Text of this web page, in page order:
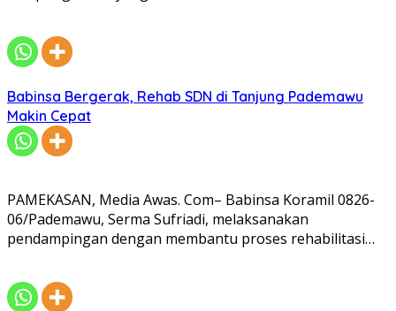
Babinsa Bergerak, Rehab SDN di Tanjung Pademawu
Makin Cepat
PAMEKASAN, Media Awas. Com– Babinsa Koramil 0826-
06/Pademawu, Serma Sufriadi, melaksanakan
pendampingan dengan membantu proses rehabilitasi…